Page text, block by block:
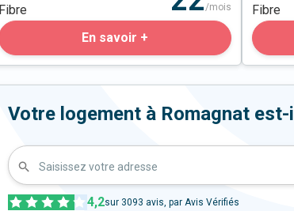
Fibre
/mois
En savoir +
Fibre
Votre logement à Romagnat
Saisissez votre adresse
4,2sur 3093 avis, par Avis Vérifiés